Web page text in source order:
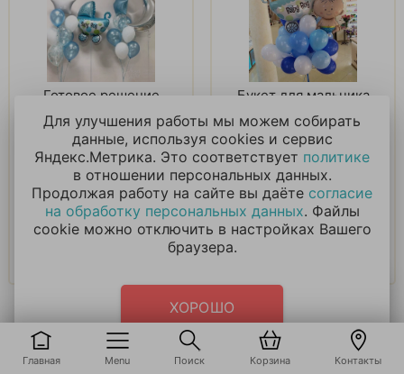
Главная Menu Поиск Корзина Контакты
Готовое решение
«Рождения мальчика»
на выписку
6 899₽
В корзину
Букет для мальчика
на выписку
4 016₽
В корзину
КОНТАКТЫ
Для улучшения работы мы можем собирать
данные, используя cookies и сервис
Яндекс.Метрика. Это соответствует политике
в отношении персональных данных.
Продолжая работу на сайте вы даёте согласие
на обработку персональных данных. Файлы
cookie можно отключить в настройках Вашего
браузера.
ХОРОШО